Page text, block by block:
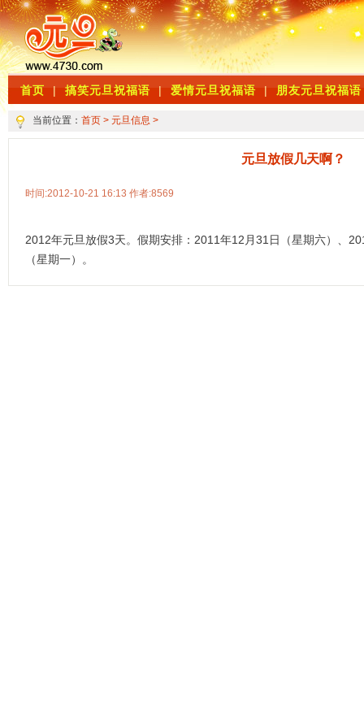
首页 | 搞笑元旦祝福语 | 爱情元旦祝福语 | 朋友元旦祝福语
当前位置： 首页 > 元旦信息 >
元旦放假几天啊？
时间:2012-10-21 16:13 作者:8569
2012年元旦放假3天。假期安排：2011年12月31日（星期六）、
（星期一）。